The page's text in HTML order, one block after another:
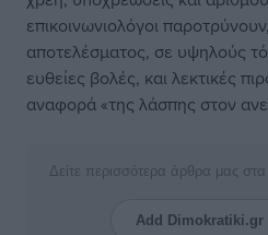
επικοινωνιολόγοι
αποτελέσματος, σε υψηλούς
ευθείες βολές, και λεκτικές
αναφορά «της λάσπης στον
Δείτε περισσότερα άρθρα μας
Add